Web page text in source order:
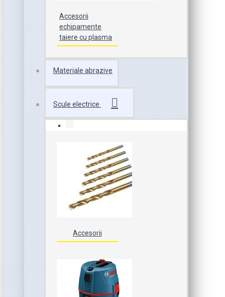
Accesorii
echipamente
taiere cu plasma
Materiale abrazive
Scule electrice
Accesorii